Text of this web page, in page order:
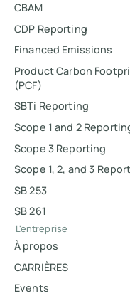
CBAM
CDP Reporting
Financed Emissions
Product Carbon
(PCF)
SBTi Reporting
Scope 1 and 2
Scope 3 Reporting
Scope 1, 2, and 3
SB 253
SB 261
L'entreprise
À propos
CARRIÈRES
Events